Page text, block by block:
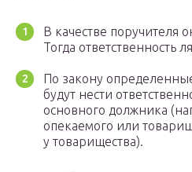
В качестве поручителя
Тогда ответственность
По закону
будут нести
основного должника
опекаемого или
у товарищества).